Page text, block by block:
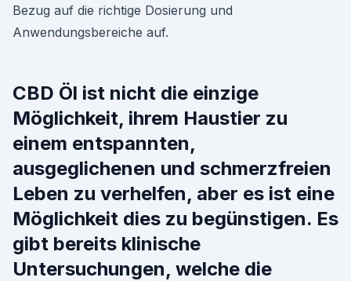
Bezug auf die richtige Dosierung und
Anwendungsbereiche auf.
CBD Öl ist nicht die einzige
Möglichkeit, ihrem Haustier zu
einem entspannten,
ausgeglichenen und schmerzfreien
Leben zu verhelfen, aber es ist eine
Möglichkeit dies zu begünstigen. Es
gibt bereits klinische
Untersuchungen, welche die